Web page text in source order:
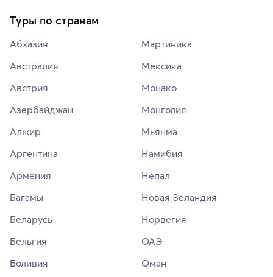
Туры по странам
Абхазия
Австралия
Австрия
Азербайджан
Алжир
Аргентина
Армения
Багамы
Беларусь
Бельгия
Боливия
Мартиника
Мексика
Монако
Монголия
Мьянма
Намибия
Непал
Новая Зеландия
Норвегия
ОАЭ
Оман